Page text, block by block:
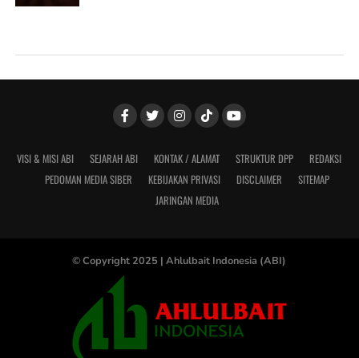
VISI & MISI ABI SEJARAH ABI KONTAK / ALAMAT STRUKTUR DPP
REDAKSI
PEDOMAN MEDIA SIBER
KEBIJAKAN PRIVASI DISCLAIMER
SITEMAP
JARINGAN MEDIA
© Copyright 2025 | Ahlulbait Indonesia (ABI)